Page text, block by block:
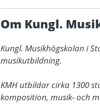
Om Kungl.
Kungl. Musikhögskolan i
musikutbildning.
KMH utbildar cirka 1300
komposition, musik- och